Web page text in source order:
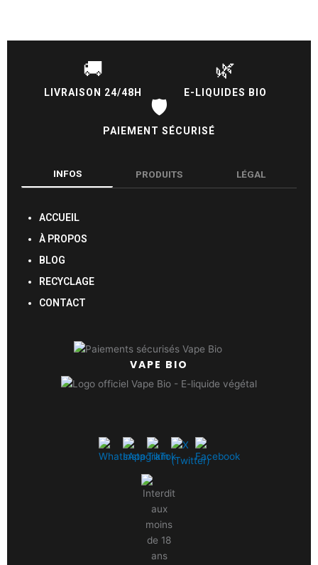
🚚
LIVRAISON 24/48H
🌿
E-LIQUIDES BIO
🛡️
PAIEMENT SÉCURISÉ
INFOS PRODUITS LÉGAL
ACCUEIL
À PROPOS
BLOG
RECYCLAGE
CONTACT
VAPE BIO